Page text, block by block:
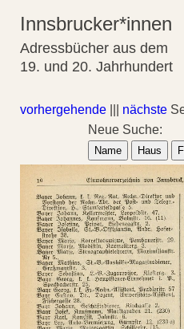
Innsbrucker*innen
Adressbücher aus dem
19. und 20. Jahrhundert
vorhergehende nächste
Neue Suche:
Name Haus